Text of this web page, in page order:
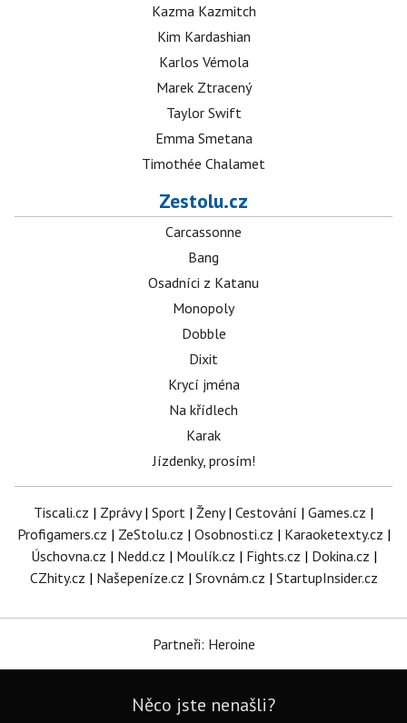
Kazma Kazmitch
Kim Kardashian
Karlos Vémola
Marek Ztracený
Taylor Swift
Emma Smetana
Timothée Chalamet
Zestolu.cz
Carcassonne
Bang
Osadníci z Katanu
Monopoly
Dobble
Dixit
Krycí jména
Na křídlech
Karak
Jízdenky, prosím!
Tiscali.cz | Zprávy| Sport | Ženy| Cestování | Games.cz |
Profigamers.cz | ZeStolu.cz | Osobnosti.cz | Karaoketexty.cz |
Úschovna.cz | Nedd.cz | Moulík.cz | Fights.cz | Dokina.cz |
CZhity.cz | Našepeníze.cz | Srovnám.cz | StartupInsider.cz
Partneři: Heroine
Něco jste nenašli?